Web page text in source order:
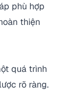
phù hợp
thiện
quá trình
rõ ràng.